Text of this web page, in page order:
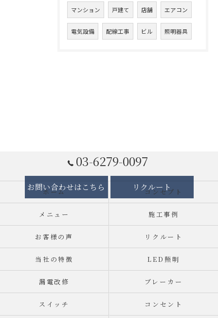
マンション 戸建て 店舗 エアコン
電気設備 配線工事 ビル 照明器具
03-6279-0097
お問い合わせはこちら リクルート
ホーム コンセプト
メニュー 施工事例
お客様の声 リクルート
当社の特徴 LED照明
漏電改修 ブレーカー
スイッチ コンセント